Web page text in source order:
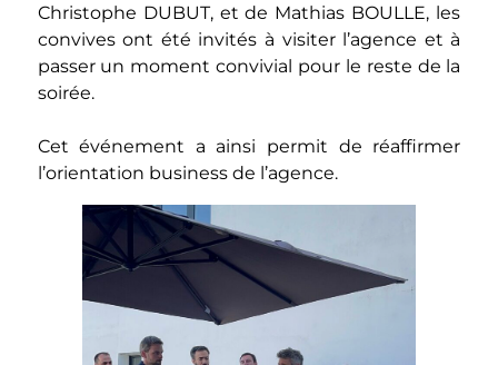
Christophe DUBUT, et de Mathias BOULLE, les
convives ont été invités à visiter l’agence et à
passer un moment convivial pour le reste de la
soirée.
Cet événement a ainsi permit de réaffirmer
l’orientation business de l’agence.